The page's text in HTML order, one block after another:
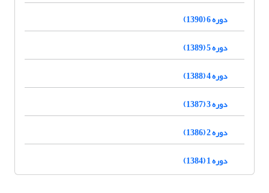
دوره 6 (1390)
دوره 5 (1389)
دوره 4 (1388)
دوره 3 (1387)
دوره 2 (1386)
دوره 1 (1384)